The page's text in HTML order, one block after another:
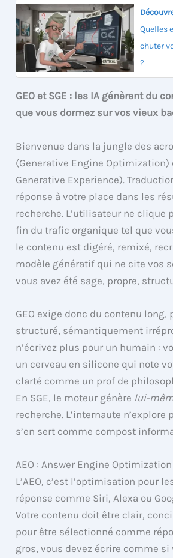
Quelles
chuter
?
GEO et SGE : les IA génèrent du
que vous dormez sur vos vieux
Bienvenue dans la jungle des
(Generative Engine Optimization)
Generative Experience).
réponse à votre place dans les
recherche. L’utilisateur ne clique
fin du trafic organique tel que
le contenu est digéré, remixé,
modèle génératif qui ne cite vos
vous avez été sage, propre,
GEO exige donc du contenu long,
structuré, sémantiquement
n’écrivez plus pour un humain :
un cerveau en silicone qui note
clarté comme un prof de
En SGE, le moteur génère lui-
recherche. L’internaute n’explore
s’en sert comme compost
AEO : Answer Engine Optimization
L’AEO, c’est l’optimisation pour
réponse comme Siri, Alexa ou
Votre contenu doit être clair,
pour être sélectionné comme
gros, vous devez écrire comme si